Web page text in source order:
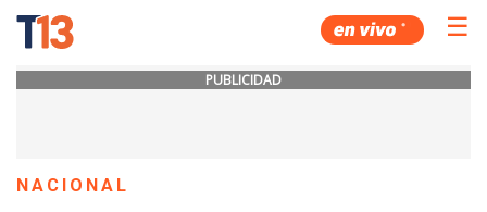
☰
PUBLICIDAD
NACIONAL